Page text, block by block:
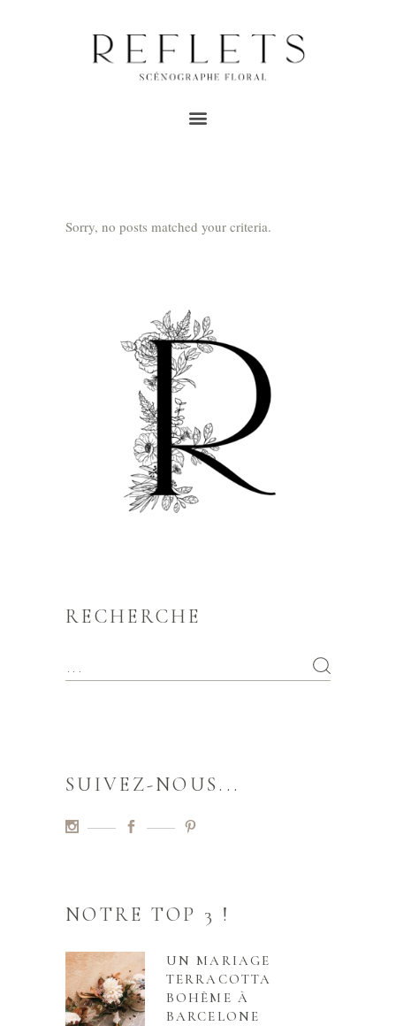
Sorry, no posts matched your criteria.
RECHERCHE
SUIVEZ-NOUS...
NOTRE TOP 3 !
UN MARIAGE
TERRACOTTA
BOHÈME À
BARCELONE